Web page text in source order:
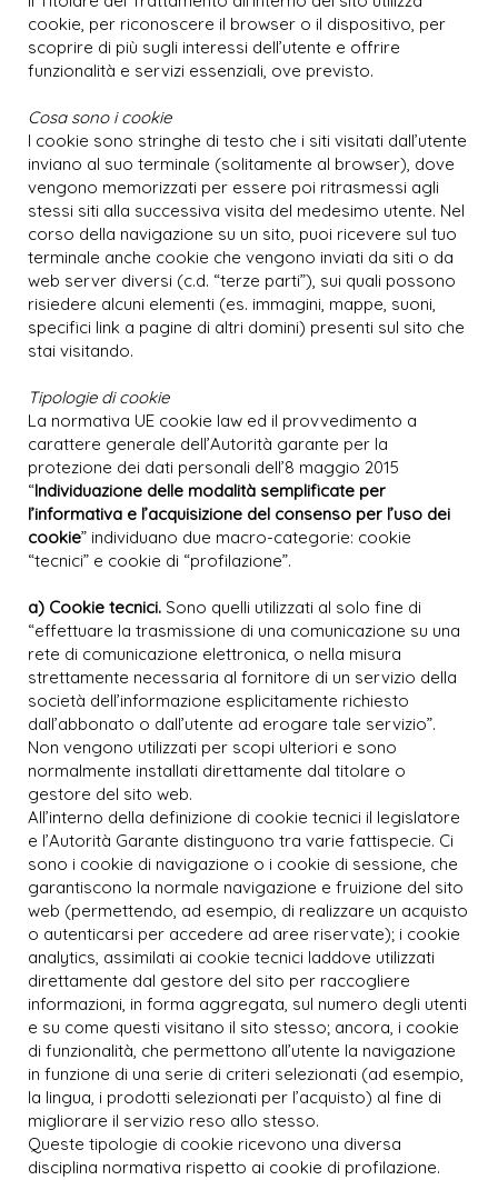
cookie, per riconoscere il browser o il dispositivo, per
scoprire di più sugli interessi dell’utente e offrire
funzionalità e servizi essenziali, ove previsto.
Cosa sono i cookie
I cookie sono stringhe di testo che i siti visitati dall’utente
inviano al suo terminale (solitamente al browser), dove
vengono memorizzati per essere poi ritrasmessi agli
stessi siti alla successiva visita del medesimo utente. Nel
corso della navigazione su un sito, puoi ricevere sul tuo
terminale anche cookie che vengono inviati da siti o da
web server diversi (c.d. “terze parti”), sui quali possono
risiedere alcuni elementi (es. immagini, mappe, suoni,
specifici link a pagine di altri domini) presenti sul sito che
stai visitando.
Tipologie di cookie
La normativa UE cookie law ed il provvedimento a
carattere generale dell’Autorità garante per la
protezione dei dati personali dell’8 maggio 2015
“Individuazione delle modalità semplificate per
l’informativa e l’acquisizione del consenso per l’uso dei
cookie” individuano due macro-categorie: cookie
“tecnici” e cookie di “profilazione”.
a) Cookie tecnici. Sono quelli utilizzati al solo fine di
“effettuare la trasmissione di una comunicazione su una
rete di comunicazione elettronica, o nella misura
strettamente necessaria al fornitore di un servizio della
società dell’informazione esplicitamente richiesto
dall’abbonato o dall’utente ad erogare tale servizio”.
Non vengono utilizzati per scopi ulteriori e sono
normalmente installati direttamente dal titolare o
gestore del sito web.
All’interno della definizione di cookie tecnici il legislatore
e l’Autorità Garante distinguono tra varie fattispecie. Ci
sono i cookie di navigazione o i cookie di sessione, che
garantiscono la normale navigazione e fruizione del sito
web (permettendo, ad esempio, di realizzare un acquisto
o autenticarsi per accedere ad aree riservate); i cookie
analytics, assimilati ai cookie tecnici laddove utilizzati
direttamente dal gestore del sito per raccogliere
informazioni, in forma aggregata, sul numero degli utenti
e su come questi visitano il sito stesso; ancora, i cookie
di funzionalità, che permettono all’utente la navigazione
in funzione di una serie di criteri selezionati (ad esempio,
la lingua, i prodotti selezionati per l’acquisto) al fine di
migliorare il servizio reso allo stesso.
Queste tipologie di cookie ricevono una diversa
disciplina normativa rispetto ai cookie di profilazione.